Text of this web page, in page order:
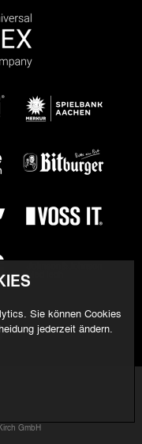
vorbehalten
GmbH
Sie können Cookies
jederzeit ändern.